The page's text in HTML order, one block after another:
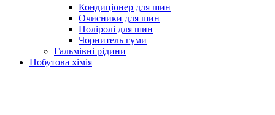
Кондиціонер для шин
Очисники для шин
Поліролі для шин
Чорнитель гуми
Гальмівні рідини
Побутова хімія